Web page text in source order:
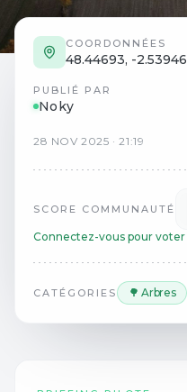
COORDONNÉES
48.44693, -2.53946
PUBLIÉ PAR
Noky
28 NOV 2025 ·21:19
SCORE COMMUNAUTÉ
Connectez-vous pour voter
CATÉGORIES 🌳 Arbres